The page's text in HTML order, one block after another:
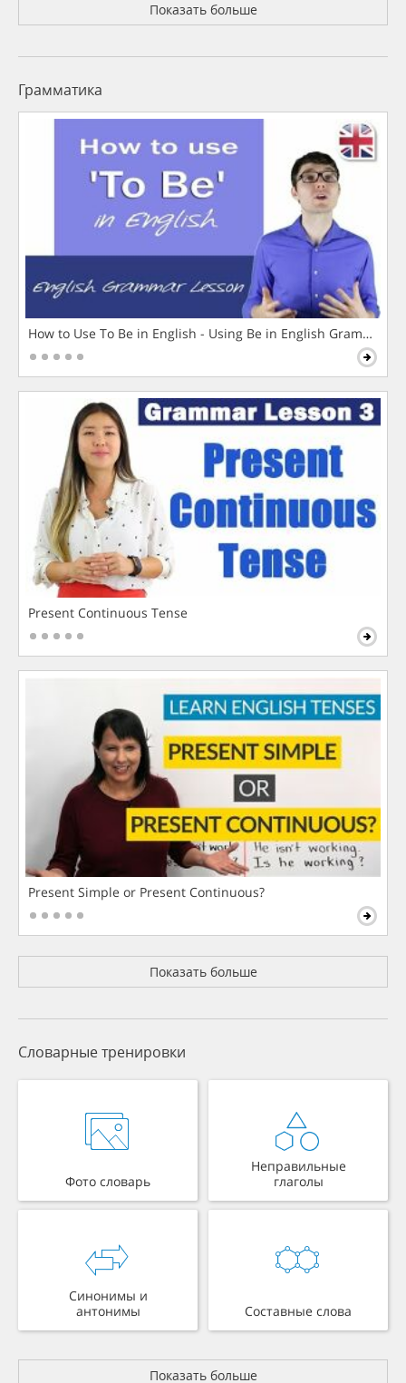
Показать больше
Грамматика
How to Use To Be in English - Using Be in English Grammar
Present Continuous Tense
Present Simple or Present Continuous?
Показать больше
Словарные тренировки
Фото словарь
Неправильные
глаголы
Синонимы и
антонимы
Составные слова
Показать больше